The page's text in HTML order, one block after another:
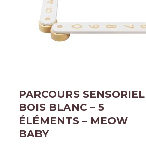
PARCOURS
BOIS BLANC – 5
ÉLÉMENTS – MEOW
BABY